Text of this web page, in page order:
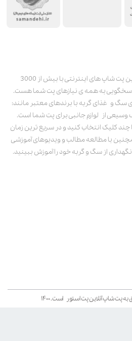
پت استور به عنوان یکی از قدیمی‌ترین پت شاپ های اینترنتی با بیش از 3000
به همه ی نیازهای پت شما هست.
و غذای گربه با برندهای معتبر مانند:
وسیعی از لوازم جانبی برای پت شما است.
چند کلیک انتخاب کنید و در سریع ترین زمان
با مطالعه مطالب و ویدیوهای آموزشی
از سگ و گربه خود را آموزش ببینید.
پت شاپ آنلاین پت استور است. ۱۴۰۰